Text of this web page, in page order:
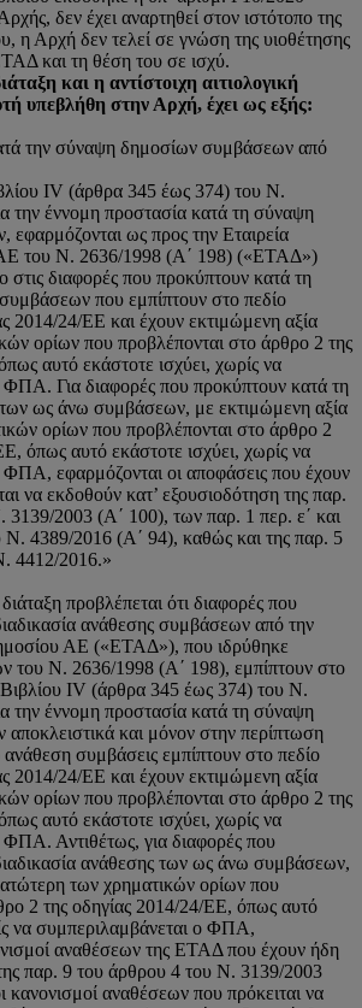
δεν έχει αναρτηθεί στον ιστότοπο της
η Αρχή δεν τελεί σε γνώση της υιοθέτησης
και τη θέση του σε ισχύ.
και η αντίστοιχη αιτιολογική
υπεβλήθη στην Αρχή, έχει ως εξής:
την σύναψη δημοσίων συμβάσεων από
IV (άρθρα 345 έως 374) του Ν.
την έννομη προστασία κατά τη σύναψη
ως προς την Εταιρεία
του Ν. 2636/1998 (Α΄ 198) («ΕΤΑΔ»)
στις διαφορές που προκύπτουν κατά τη
που εμπίπτουν στο πεδίο
2014/24/ΕΕ και έχουν εκτιμώμενη αξία
ορίων που προβλέπονται στο άρθρο 2 της
αυτό εκάστοτε ισχύει, χωρίς να
ΦΠΑ. Για διαφορές που προκύπτουν κατά τη
των ως άνω συμβάσεων, με εκτιμώμενη αξία
ορίων που προβλέπονται στο άρθρο 2
όπως αυτό εκάστοτε ισχύει, χωρίς να
ΦΠΑ, εφαρμόζονται οι αποφάσεις που έχουν
να εκδοθούν κατ’ εξουσιοδότηση της παρ.
3139/2003 (Α΄ 100), των παρ. 1 περ. ε΄ και
Ν. 4389/2016 (Α΄ 94), καθώς και της παρ. 5
4412/2016.»
προβλέπεται ότι διαφορές που
ανάθεσης συμβάσεων από την
ΑΕ («ΕΤΑΔ»), που ιδρύθηκε
του Ν. 2636/1998 (Α΄ 198), εμπίπτουν στο
IV (άρθρα 345 έως 374) του Ν.
την έννομη προστασία κατά τη σύναψη
και μόνον στην περίπτωση
συμβάσεις εμπίπτουν στο πεδίο
2014/24/ΕΕ και έχουν εκτιμώμενη αξία
ορίων που προβλέπονται στο άρθρο 2 της
αυτό εκάστοτε ισχύει, χωρίς να
ΦΠΑ. Αντιθέτως, για διαφορές που
ανάθεσης των ως άνω συμβάσεων,
των χρηματικών ορίων που
2 της οδηγίας 2014/24/ΕΕ, όπως αυτό
να συμπεριλαμβάνεται ο ΦΠΑ,
αναθέσεων της ΕΤΑΔ που έχουν ήδη
παρ. 9 του άρθρου 4 του Ν. 3139/2003
αναθέσεων που πρόκειται να